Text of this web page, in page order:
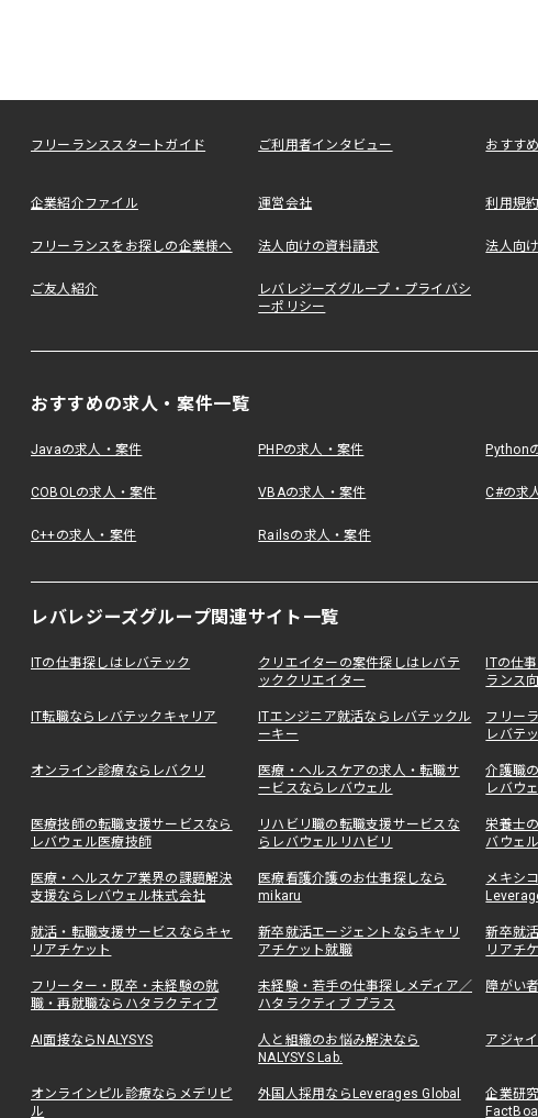
フリーランススタートガイド ご利用者インタビュー おすす
企業紹介ファイル 運営会社 利用規約
フリーランスをお探しの企業様へ 法人向けの資料請求 法人向
ご友人紹介
レバレジーズグループ・プライバシ
ーポリシー
おすすめの求人・案件一覧
Javaの求人・案件 PHPの求人・案件 Python
COBOLの求人・案件 VBAの求人・案件 C#の求
C++の求人・案件 Railsの求人・案件
レバレジーズグループ関連サイト一覧
ITの仕事探しはレバテック
クリエイターの案件探しはレバテ
ッククリエイター
ITの仕
ランス
IT転職ならレバテックキャリア
ITエンジニア就活ならレバテックル
ーキー
フリー
レバテ
オンライン診療ならレバクリ
医療・ヘルスケアの求人・転職サ
ービスならレバウェル
介護職
レバウ
医療技師の転職支援サービスなら
レバウェル医療技師
リハビリ職の転職支援サービスな
らレバウェルリハビリ
栄養士
バウェ
医療・ヘルスケア業界の課題解決
支援ならレバウェル株式会社
医療看護介護のお仕事探しなら
mikaru
メキシ
就活・転職支援サービスならキャ
リアチケット
新卒就活エージェントならキャリ
アチケット就職
新卒就
リアチ
フリーター・既卒・未経験の就
職・再就職ならハタラクティブ
未経験・若手の仕事探しメディア／
ハタラクティブ プラス
障がい
AI面接ならNALYSYS
人と組織のお悩み解決なら
NALYSYS Lab.
アジャ
オンラインピル診療ならメデリピ
ル
外国人採用ならLeverages Global
企業研